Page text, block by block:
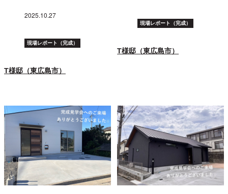
2025.10.27
現場レポート（完成）
T様邸（東広島市）
現場レポート（完成）
T様邸（東広島市）